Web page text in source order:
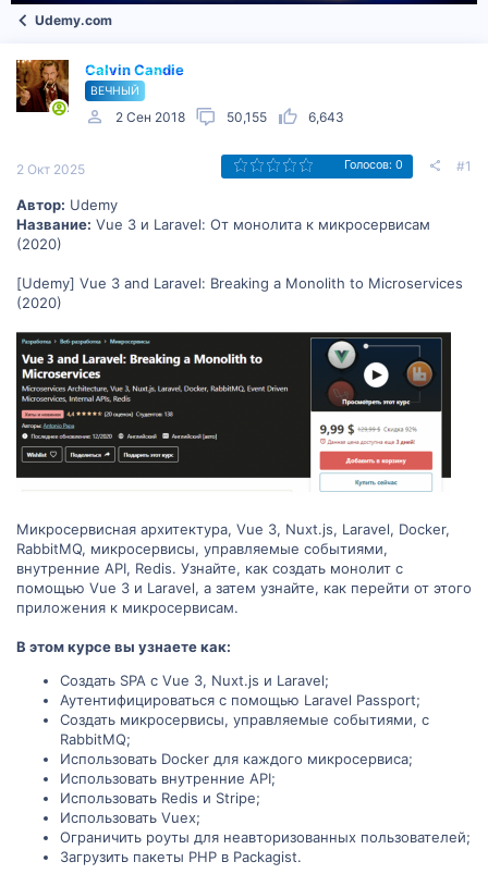
Udemy.com
Calvin Candie
ВЕЧНЫЙ
2 Сен 2018 50,155 6,643
2 Окт 2025 Голосов: 0 #1
Автор: Udemy
Название: Vue 3 и Laravel: От монолита к микросервисам
(2020)
[Udemy] Vue 3 and Laravel: Breaking a Monolith to Microservices
(2020)
Микросервисная архитектура, Vue 3, Nuxt.js, Laravel, Docker,
RabbitMQ, микросервисы, управляемые событиями,
внутренние API, Redis. Узнайте, как создать монолит с
помощью Vue 3 и Laravel, а затем узнайте, как перейти от этого
приложения к микросервисам.
В этом курсе вы узнаете как:
Создать SPA с Vue 3, Nuxt.js и Laravel;
Аутентифицироваться с помощью Laravel Passport;
Создать микросервисы, управляемые событиями, с
RabbitMQ;
Использовать Docker для каждого микросервиса;
Использовать внутренние API;
Использовать Redis и Stripe;
Использовать Vuex;
Ограничить роуты для неавторизованных пользователей;
Загрузить пакеты PHP в Packagist.